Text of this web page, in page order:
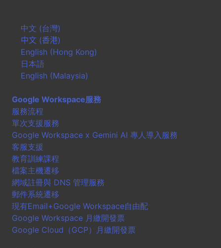
中文 (台灣)
中文 (香港)
English (Hong Kong)
日本語
English (Malaysia)
Google Workspace服務
服務流程
單次支援服務
Google Workspace x Gemini AI 專人導入服務
客服支援
教育訓練課程
檔案主機遷移
網域註冊與 DNS 管理服務
郵件系統遷移
現有Email+Google Workspace自由配
Google Workspace 月繳開發票
Google Cloud（GCP）月繳開發票